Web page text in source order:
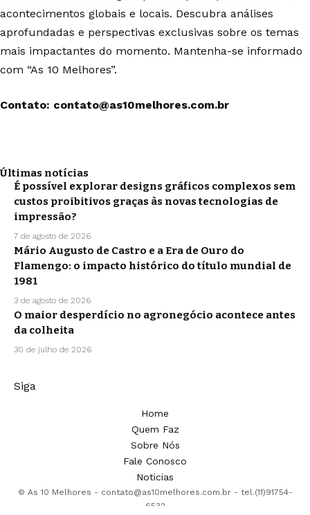
acontecimentos globais e locais. Descubra análises
aprofundadas e perspectivas exclusivas sobre os temas
mais impactantes do momento. Mantenha-se informado
com “As 10 Melhores”.
Contato: contato@as10melhores.com.br
Últimas notícias
É possível explorar designs gráficos complexos sem
custos proibitivos graças às novas tecnologias de
impressão?
7 de agosto de 2026
Mário Augusto de Castro e a Era de Ouro do
Flamengo: o impacto histórico do título mundial de
1981
3 de agosto de 2026
O maior desperdício no agronegócio acontece antes
da colheita
30 de julho de 2026
Siga
© As 10 Melhores - contato@as10melhores.com.br- tel.(11)91754-
6532
Home
Quem Faz
Sobre Nós
Fale Conosco
Noticias